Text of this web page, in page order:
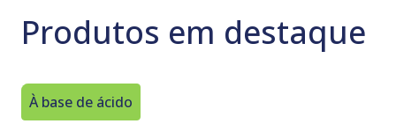
Produtos em destaque
À base de ácido